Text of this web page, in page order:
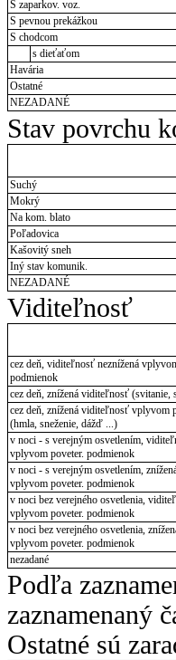
S zaparkov. voz.
S pevnou prekážkou
S chodcom
s dieťaťom
Havária
Ostatné
NEZADANÉ
Stav povrchu
Suchý
Mokrý
Na kom. blato
Poľadovica
Kašovitý sneh
Iný stav komunik.
NEZADANÉ
Viditeľnosť
cez deň, viditeľnosť neznížená
podmienok
cez deň, znížená viditeľnosť (svitanie,
cez deň, znížená viditeľnosť vplyvom
(hmla, sneženie, dážď ...)
v noci - s verejným osvetlením,
vplyvom poveter. podmienok
v noci - s verejným osvetlením,
vplyvom poveter. podmienok
v noci bez verejného osvetlenia,
vplyvom poveter. podmienok
v noci bez verejného osvetlenia,
vplyvom poveter. podmienok
nezadané
Podľa
zaznamenaný
Ostatné sú